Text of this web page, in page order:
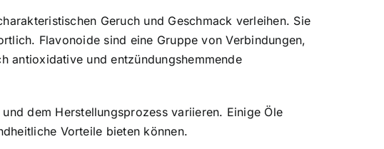
Geruch und Geschmack verleihen. Sie
Flavonoide sind eine Gruppe von Verbindungen,
antioxidative und entzündungshemmende
dem Herstellungsprozess variieren. Einige Öle
Vorteile bieten können.